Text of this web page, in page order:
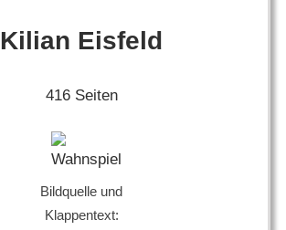
Kilian Eisfeld
416 Seiten
Bildquelle und
Klappentext: